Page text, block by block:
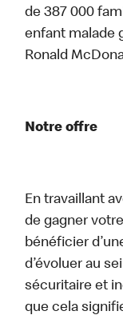
de 387 000
enfant malade
Ronald
Notre offre
En travaillant
de gagner
bénéficier
d’évoluer au
sécuritaire et
que cela